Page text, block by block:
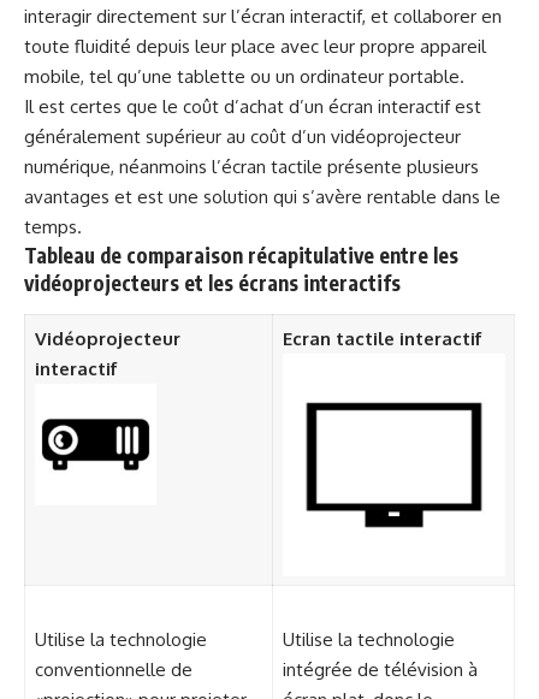
interagir directement sur l’écran interactif, et collaborer en
toute fluidité depuis leur place avec leur propre appareil
mobile, tel qu’une tablette ou un ordinateur portable.
Il est certes que le coût d’achat d’un écran interactif est
généralement supérieur au coût d’un vidéoprojecteur
numérique, néanmoins l’écran tactile présente plusieurs
avantages et est une solution qui s’avère rentable dans le
temps.
Tableau de comparaison récapitulative entre les
vidéoprojecteurs et les écrans interactifs
Vidéoprojecteur
interactif
Ecran tactile interactif
Utilise la technologie
conventionnelle de
Utilise la technologie
intégrée de télévision à